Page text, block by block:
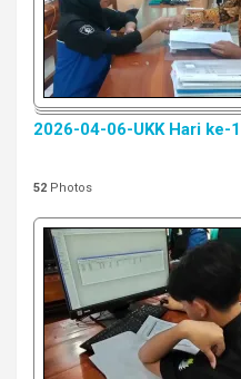
2026-04-06-UKK Hari ke-1
52 Photos